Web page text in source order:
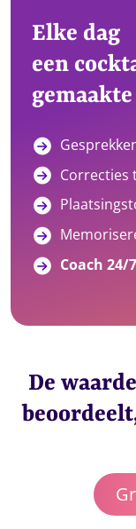
Elke dag
een
Correcties
Coach 24/
De